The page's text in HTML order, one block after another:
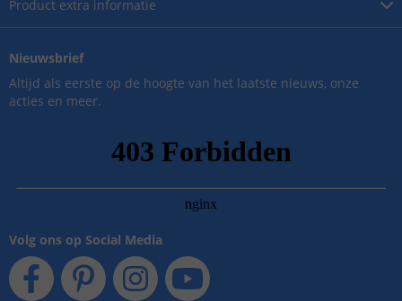
Product extra informatie
Nieuwsbrief
Altijd als eerste op de hoogte van het laatste nieuws, onze
acties en meer.
Volg ons op Social Media